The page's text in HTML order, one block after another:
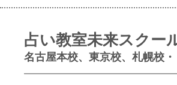
占い教室未来スクー
名古屋本校、東京校、札幌校・